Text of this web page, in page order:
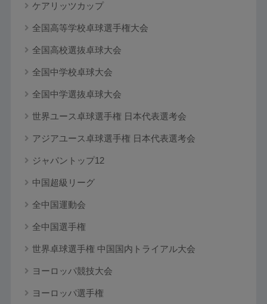
ケアリッツカップ
全国高等学校卓球選手権大会
全国高校選抜卓球大会
全国中学校卓球大会
全国中学選抜卓球大会
世界ユース卓球選手権 日本代表選考会
アジアユース卓球選手権 日本代表選考会
ジャパントップ12
中国超級リーグ
全中国運動会
全中国選手権
世界卓球選手権 中国国内トライアル大会
ヨーロッパ競技大会
ヨーロッパ選手権